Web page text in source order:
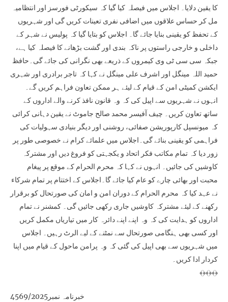
کا یقین دلایا۔ اجلاس میں فیصلہ کیا گیا کہ سیکورٹی فورسز اور انتظامیہ
مل کر حساس علاقوں میں اضافی نفری تعینات کریں گی اور شہریوں
کے تحفظ کو یقینی بنایا جائے گا۔ اجلاس کو بتایا گیا کہ پولیس نے شہر کے
داخلی و خارجی راستوں پر ناکہ بندی اور گشت بڑھانے کا فیصلہ کیا ہے،
جبکہ سی سی ٹی وی کیمروں کے ذریعے بھی نگرانی کی جائے گی۔حافظ
حمید اللہ مینگل اور اشرف علی مینگل نے کہا کہ تاجر برادری اور شہری
ایکشن کمیٹی امن کے قیام کے لیئے ہر ممکن تعاون فراہم کریں گے۔
انہوں نے شہریوں سے اپیل کی کہ وہ قانون نافذ کرنے والے اداروں کے
ساتھ تعاون کریں۔ چیف آفیسر محمد صالح جاموٹ نے یقین دہانی کرائی
کہ میونسپل کارپوریشن صفائی، روشنی اور دیگر بنیادی سہولیات کی
فراہمی کو یقینی بنائے گی۔اجلاس میں علمائے کرام نے خصوصی طور پر
زور دیا کہ تمام مکاتب فکر اتحاد و یکجہتی کو فروغ دیں اور مشترکہ
کاوشیں کی جائیں۔ انہوں نے کہا کہ محرم الحرام کے موقع پر پیغام
محبت اور بھائی چارے کو عام کیا جائے گا۔اجلاس کے اختتام پر تمام شرکاء
نے عہد کیا کہ محرم الحرام کے دوران امن و امان کی صورتحال کو برقرار
رکھنے کے لیئے مشترکہ کاوشیں جاری رکھی جائیں گی۔ کمشنر نے تمام
اداروں کو ہدایت کی کہ وہ اپنے اپنے دائرہ کار میں تیاریاں مکمل کریں
اور کسی بھی ہنگامی صورتحال سے نمٹنے کے لیے الرٹ رہیں۔ اجلاس
میں شہریوں سے بھی اپیل کی گئی کہ وہ پرامن ماحول کے قیام میں اپنا
کردار ادا کریں۔
﴾﴿﴾﴿﴾﴿
خبرنامہ نمبر4569/2025